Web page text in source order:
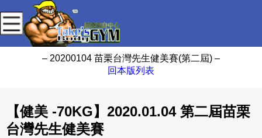
– 20200104 苗栗台灣先生健美賽(第二屆) –
回本版列表
【健美 -70KG】2020.01.04 第二屆苗栗
台灣先生健美賽